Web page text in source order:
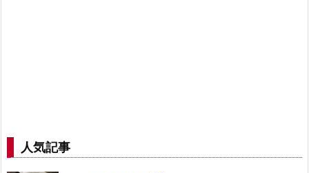
人気記事